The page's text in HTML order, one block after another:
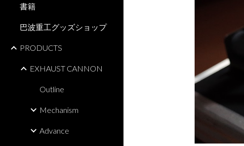
書籍
巴波重工グッズショップ
PRODUCTS
EXHAUST CANNON
Outline
Mechanism
Advance